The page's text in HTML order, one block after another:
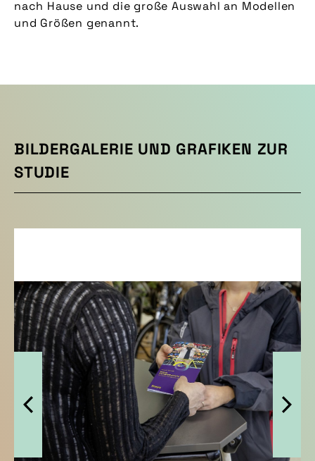
nach Hause und die große Auswahl an Modellen
und Größen genannt.
BILDERGALERIE UND GRAFIKEN ZUR
STUDIE